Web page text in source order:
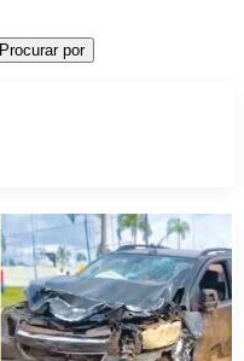
Procurar por